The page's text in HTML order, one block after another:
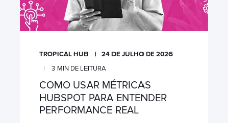
TROPICAL HUB
24 DE JULHO DE 2026
3MIN DE LEITURA
COMO USAR MÉTRICAS
HUBSPOT PARA ENTENDER
PERFORMANCE REAL